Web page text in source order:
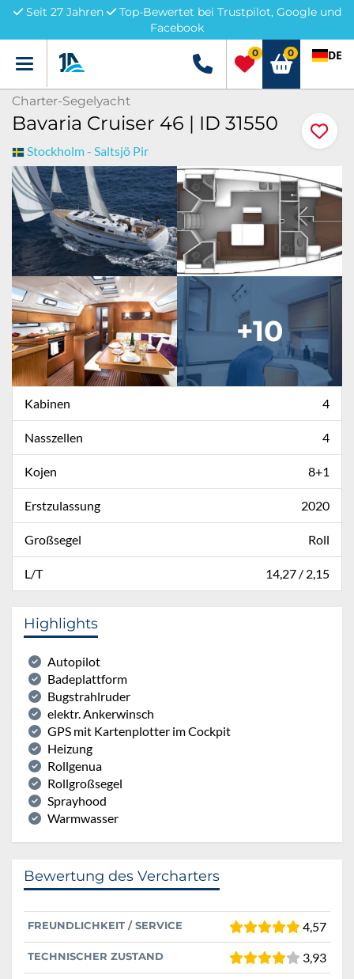
Seit 27 Jahren
Top-Bewertet bei Trustpilot, Google und
Facebook
Menü +49 5741 3222690
0 0 DE
Charter-Segelyacht
Bavaria Cruiser 46 | ID 31550
Stockholm - Saltsjö Pir
+10
Kabinen 4
Nasszellen 4
Kojen 8+1
Erstzulassung 2020
Großsegel Roll
L/T 14,27 / 2,15
Highlights
Autopilot
Badeplattform
Bugstrahlruder
elektr. Ankerwinsch
GPS mit Kartenplotter im Cockpit
Heizung
Rollgenua
Rollgroßsegel
Sprayhood
Warmwasser
Bewertung des Vercharters
FREUNDLICHKEIT / SERVICE 4,57
TECHNISCHER ZUSTAND 3,93